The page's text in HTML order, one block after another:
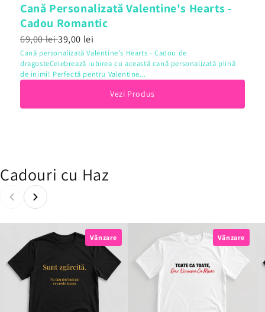
Cană Personalizată Valentine's Hearts -
Cadou Romantic
69,00 lei39,00 lei
Cană personalizată Valentine's Hearts - Cadou de
dragosteCelebrează iubirea cu această cană personalizată plină
de inimi! Perfectă pentru Valentine...
Vezi Produs
Cadouri cu Haz
Vânzare Vânzare